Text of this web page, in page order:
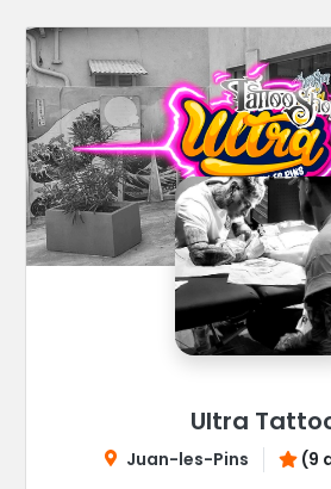
Ultra
Juan-les-Pins (9